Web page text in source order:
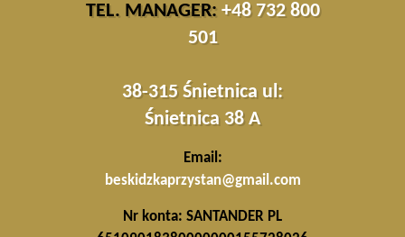
TEL. MANAGER: +48 732 800
501
38-315 Śnietnica ul:
Śnietnica 38 A
Email:
beskidzkaprzystan@gmail.com
Nr konta: SANTANDER PL